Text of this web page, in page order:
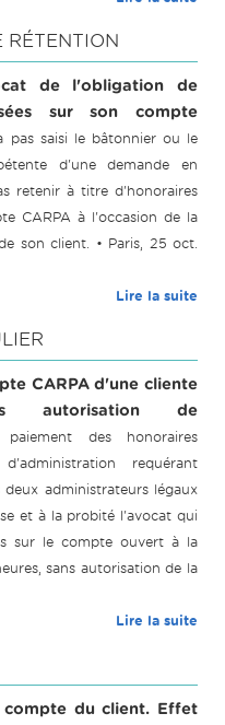
RÉTENTION
de l'obligation de
sur son compte
pas saisi le bâtonnier ou le
d'une demande en
retenir à titre d'honoraires
CARPA à l'occasion de la
son client. • Paris, 25 oct.
Lire la suite
CARPA d'une cliente
autorisation de
paiement des honoraires
requérant
administrateurs légaux
et à la probité l'avocat qui
sur le compte ouvert à la
sans autorisation de la
Lire la suite
du client. Effet